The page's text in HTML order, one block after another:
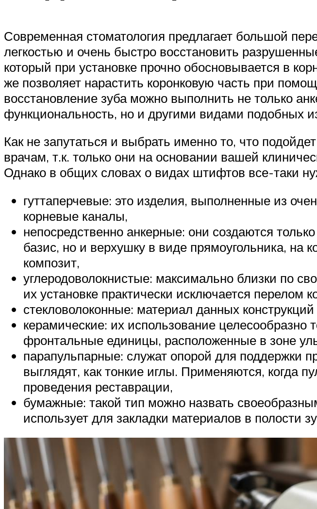
Современная стоматология предлагает большой
легкостью и очень быстро восстановить
который при установке прочно обосновывается в
же позволяет нарастить коронковую часть при
восстановление зуба можно выполнить не только
функциональность, но и другими видами подобных
Как не запутаться и выбрать именно то, что
врачам, т.к. только они на основании вашей
Однако в общих словах о видах штифтов все-таки
гуттаперчевые: это изделия, выполненные из
корневые каналы,
непосредственно анкерные: они создаются
базис, но и верхушку в виде прямоугольника, на
композит,
углеродоволокнистые: максимально близки по
их установке практически исключается перелом
стекловолоконные: материал данных
керамические: их использование целесообразно
фронтальные единицы, расположенные в зоне
парапульпарные: служат опорой для поддержки
выглядят, как тонкие иглы. Применяются, когда
проведения реставрации,
бумажные: такой тип можно назвать
использует для закладки материалов в полости